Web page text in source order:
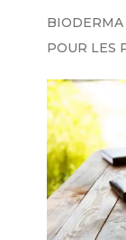
POUR LES